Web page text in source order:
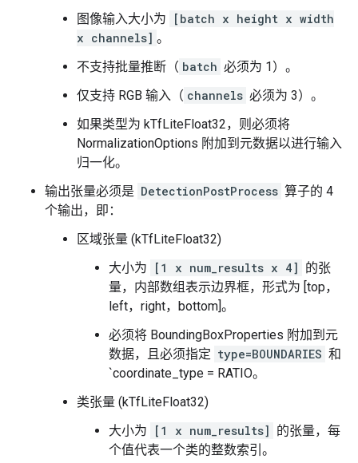
图像输入大小为
[batch x height x width
x channels] 。
不支持批量推断（ batch 必须为 1）。
仅支持 RGB 输入（ channels 必须为 3）。
如果类型为 kTfLiteFloat32，则必须将
NormalizationOptions 附加到元数据以进行输入
归一化。
输出张量必须是 DetectionPostProcess 算子的 4
个输出，即：
区域张量 (kTfLiteFloat32)
大小为
[1 x num_results x 4] 的张
量，内部数组表示边界框，形式为 [top，
left，right，bottom]。
必须将 BoundingBoxProperties 附加到元
数据，且必须指定 type=BOUNDARIES 和
`coordinate_type = RATIO。
类张量 (kTfLiteFloat32)
大小为
[1 x num_results] 的张量，每
个值代表一个类的整数索引。